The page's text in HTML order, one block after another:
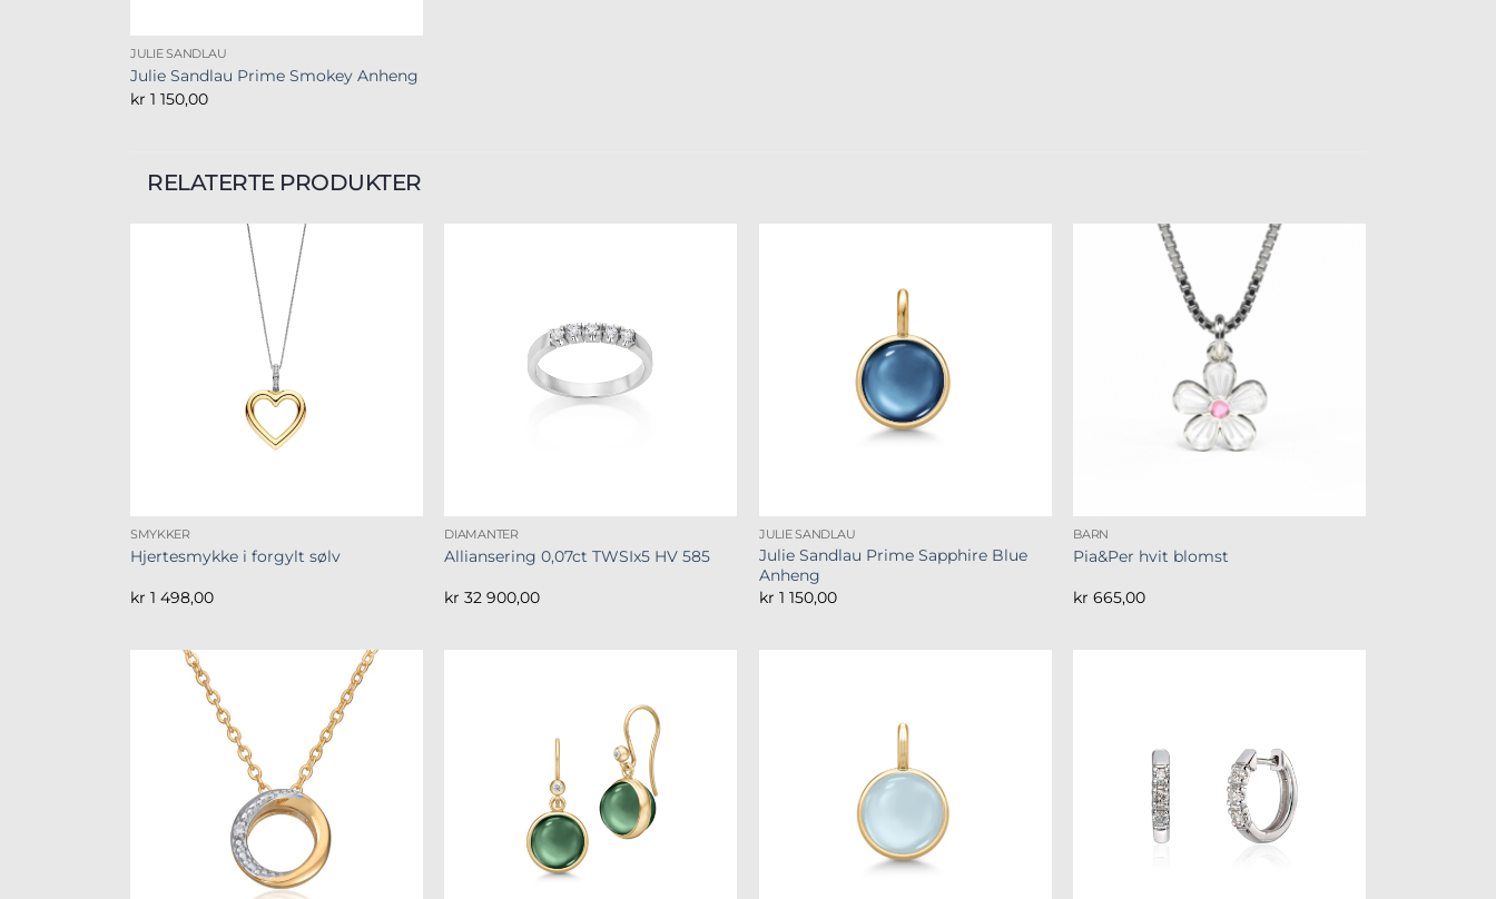
JULIE SANDLAU
Julie Sandlau Prime Smokey Anheng
kr 1 150,00
RELATERTE PRODUKTER
SMYKKER
Hjertesmykke i forgylt sølv
kr 1 498,00
DIAMANTER
Alliansering 0,07ct TWSIx5 HV 585
kr 32 900,00
JULIE SANDLAU
Julie Sandlau Prime Sapphire Blue
Anheng
kr 1 150,00
BARN
Pia&Per hvit blomst
kr 665,00